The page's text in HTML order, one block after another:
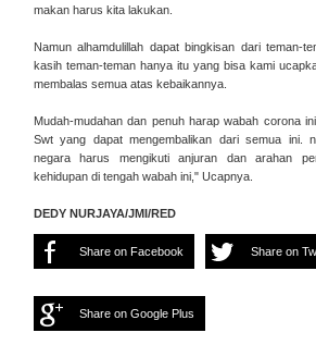
makan harus kita lakukan.
Namun alhamdulillah dapat bingkisan dari teman-
kasih teman-teman hanya itu yang bisa kami
membalas semua atas kebaikannya.
Mudah-mudahan dan penuh harap wabah corona
Swt yang dapat mengembalikan dari semua ini.
negara harus mengikuti anjuran dan arahan
kehidupan di tengah wabah ini," Ucapnya.
DEDY NURJAYA/JMI/RED
Share on Facebook Share on
Share on Google Plus